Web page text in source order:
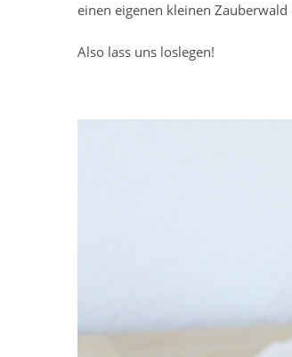
einen eigenen kleinen
Also lass uns loslegen!